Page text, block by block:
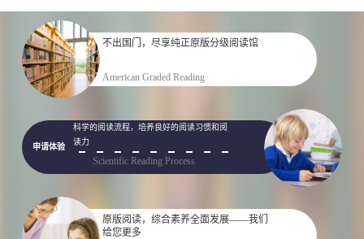
不出国门，尽享纯正原版分级阅读馆
American Graded Reading
科学的阅读流程，培养良好的阅读习惯和阅
读力
Scientific Reading Process
申请体验
原版阅读，综合素养全面发展——我们
给您更多